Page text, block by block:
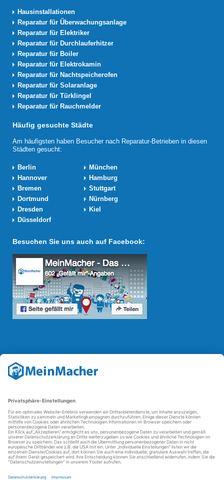
Hausinstallationen
Reparatur für Überwachungsanlage
Reparatur für Elektriker
Reparatur für Durchlauferhitzer
Reparatur für Boiler
Reparatur für Elektrokamin
Reparatur für Nachtspeicherofen
Reparatur für Solaranlage
Reparatur für Türklingel
Reparatur für Rauchmelder
Häufig gesuchte Städte
Am häufigsten haben Besucher nach Reparatur-Betrieben in diesen
Städten gesucht:
Berlin
München
Hannover
Hamburg
Bremen
Stuttgart
Dortmund
Nürnberg
Dresden
Kiel
Düsseldorf
Besuchen Sie uns auch auf Facebook:
Reparatur Revolution
Mit derReparatur-Revolution
Reparaturbedingungen in Deutschland: Für Produkte, die sich gut
reparierenden Betriebe und des Reparatur-Know-hows in
Deutschland.
Weitere Informationen
FAQ - häufig gestellte Fragen
Partner werden
Über uns